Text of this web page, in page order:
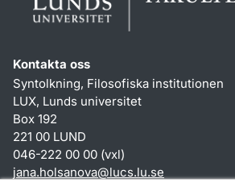
Kontakta oss
Syntolkning, Filosofiska institutionen
LUX, Lunds universitet
Box 192
221 00 LUND
046-222 00 00 (vxl)
jana.holsanova@lucs.lu.se